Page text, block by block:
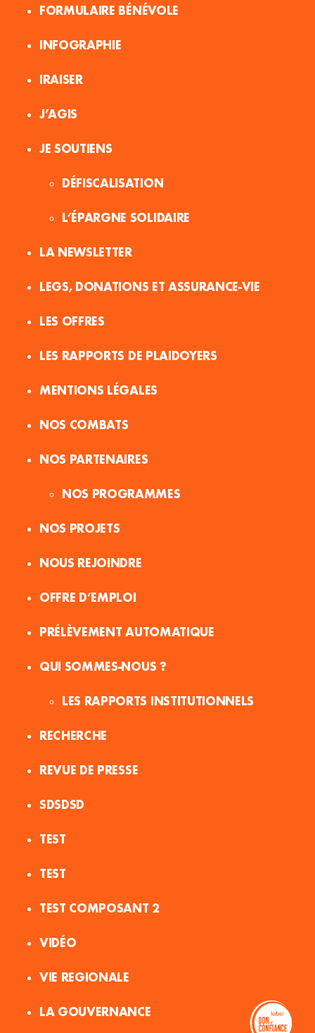
FORMULAIRE BÉNÉVOLE
INFOGRAPHIE
IRAISER
J’AGIS
JE SOUTIENS
DÉFISCALISATION
L’ÉPARGNE SOLIDAIRE
LA NEWSLETTER
LEGS, DONATIONS ET ASSURANCE-VIE
LES OFFRES
LES RAPPORTS DE PLAIDOYERS
MENTIONS LÉGALES
NOS COMBATS
NOS PARTENAIRES
NOS PROGRAMMES
NOS PROJETS
NOUS REJOINDRE
OFFRE D’EMPLOI
PRÉLÈVEMENT AUTOMATIQUE
QUI SOMMES-NOUS ?
LES RAPPORTS INSTITUTIONNELS
RECHERCHE
REVUE DE PRESSE
SDSDSD
TEST
TEST
TEST COMPOSANT 2
VIDÉO
VIE REGIONALE
LA GOUVERNANCE